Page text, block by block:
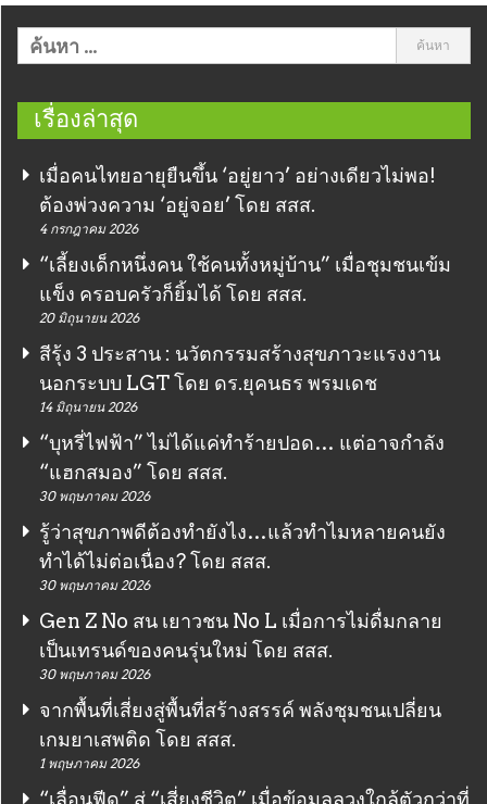
เรื่องล่าสุด
เมื่อคนไทยอายุยืนขึ้น ‘อยู่ยาว’ อย่างเดียวไม่พอ!
ต้องพ่วงความ ‘อยู่จอย’ โดย สสส.
4 กรกฎาคม 2026
“เลี้ยงเด็กหนึ่งคน ใช้คนทั้งหมู่บ้าน” เมื่อชุมชนเข้ม
แข็ง ครอบครัวก็ยิ้มได้ โดย สสส.
20 มิถุนายน 2026
สีรุ้ง 3 ประสาน : นวัตกรรมสร้างสุขภาวะแรงงาน
นอกระบบ LGT โดย ดร.ยุคนธร พรมเดช
14 มิถุนายน 2026
“บุหรี่ไฟฟ้า” ไม่ได้แค่ทำร้ายปอด… แต่อาจกำลัง
“แฮกสมอง” โดย สสส.
30 พฤษภาคม 2026
รู้ว่าสุขภาพดีต้องทำยังไง…แล้วทำไมหลายคนยัง
ทำได้ไม่ต่อเนื่อง? โดย สสส.
30 พฤษภาคม 2026
Gen Z No สน เยาวชน No L เมื่อการไม่ดื่มกลาย
เป็นเทรนด์ของคนรุ่นใหม่ โดย สสส.
30 พฤษภาคม 2026
จากพื้นที่เสี่ยงสู่พื้นที่สร้างสรรค์ พลังชุมชนเปลี่ยน
เกมยาเสพติด โดย สสส.
1 พฤษภาคม 2026